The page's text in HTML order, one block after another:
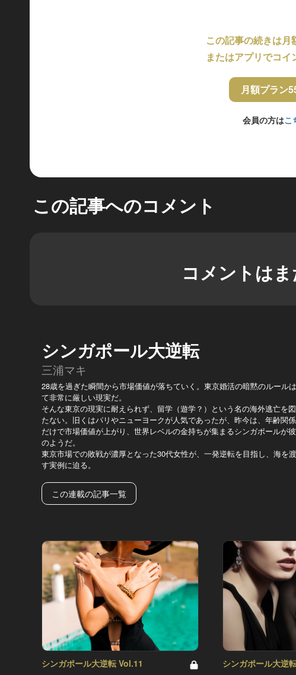
この記事の続きは月
またはアプリでコ
月額プラン
会員の方はこ
この記事へのコメント
コメントはま
シンガポール大逆転
三浦マキ
28歳を過ぎた瞬間から市場価値が落ちていく。東京婚活の暗黙のルール
て非常に厳しい現実だ。
そんな東京の現実に耐えられず、留学（遊学？）という名の海外逃亡を
たない。旧くはパリやニューヨークが人気であったが、昨今は、年齢関
だけで市場価値が上がり、世界レベルの金持ちが集まるシンガポールが
のようだ。
東京市場での敗戦が濃厚となった30代女性が、一発逆転を目指し、海を
す実例に迫る。
この連載の記事一覧
シンガポール大逆転 Vol.11 シンガポール大逆